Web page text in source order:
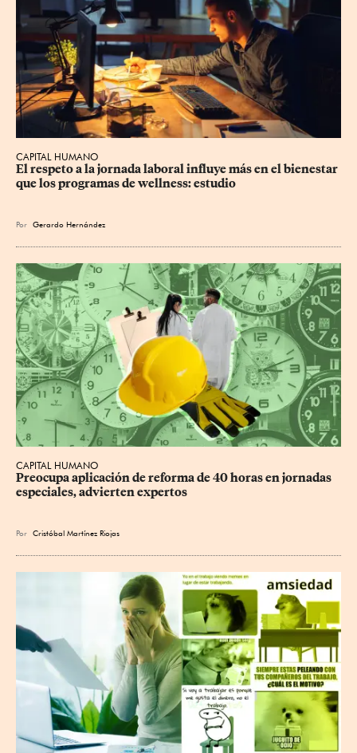
CAPITAL HUMANO
El respeto a la jornada laboral influye más en el bienestar
que los programas de wellness: estudio
Por Gerardo Hernández
CAPITAL HUMANO
Preocupa aplicación de reforma de 40 horas en jornadas
especiales, advierten expertos
Por Cristóbal Martínez Riojas